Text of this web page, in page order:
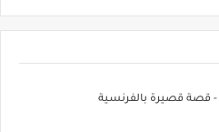
قصة قصيرة بالفرنسية